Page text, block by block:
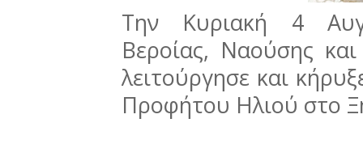
Την Κυριακή 4
Βεροίας, Ναούσης
λειτούργησε και
Προφήτου Ηλιού στο